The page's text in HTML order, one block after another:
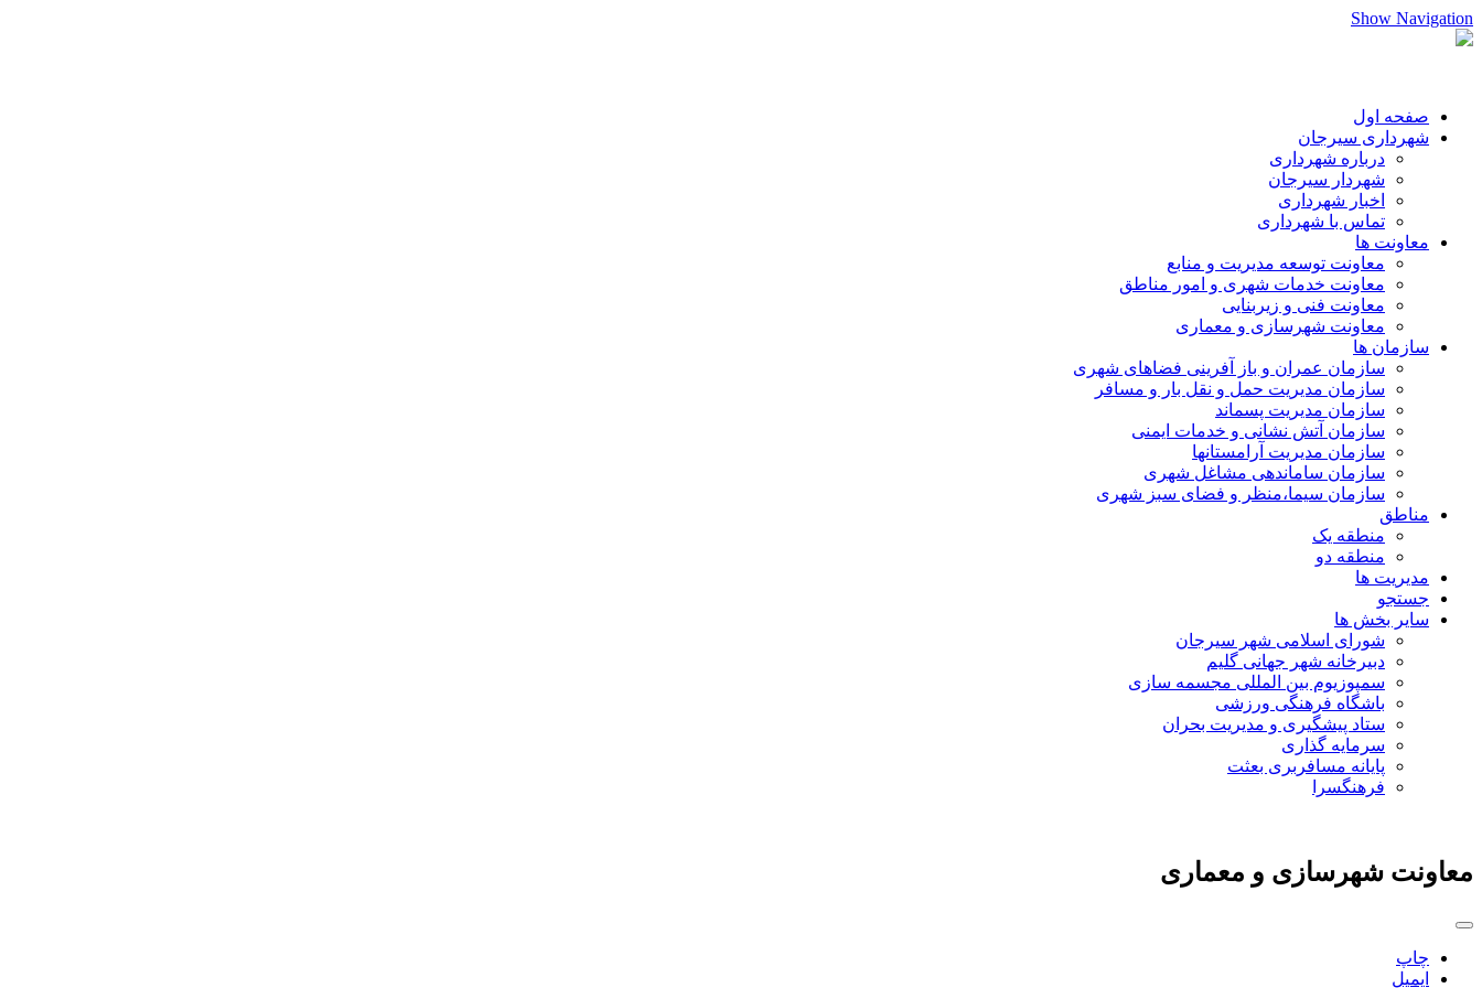
Show Navigation
صفحه اول
شهرداری سیرجان
درباره شهرداری
شهردار سیرجان
اخبار شهرداری
تماس با شهرداری
معاونت ها
معاونت توسعه مدیریت و منابع
معاونت خدمات شهری و امور مناطق
معاونت فنی و زیربنایی
معاونت شهرسازی و معماری
سازمان ها
سازمان عمران و باز آفرینی فضاهای شهری
سازمان مدیریت حمل و نقل بار و مسافر
سازمان مدیریت پسماند
سازمان آتش نشانی و خدمات ایمنی
سازمان مدیریت آرامستانها
سازمان ساماندهی مشاغل شهری
سازمان سیما،منظر و فضای سبز شهری
مناطق
منطقه یک
منطقه دو
مدیریت ها
جستجو
سایر بخش ها
شورای اسلامی شهر سیرجان
دبیرخانه شهر جهانی گلیم
سمپوزیوم بین المللی مجسمه سازی
باشگاه فرهنگی ورزشی
ستاد پیشگیری و مدیریت بحران
سرمایه گذاری
پایانه مسافربری بعثت
فرهنگسرا
معاونت شهرسازی و معماری
چاپ
ایمیل